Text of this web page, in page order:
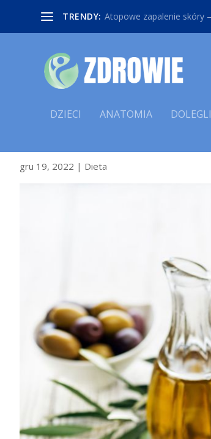
TRENDY: Atopowe zapalenie skóry
DZIECI ANATOMIA
gru 19, 2022 | Dieta